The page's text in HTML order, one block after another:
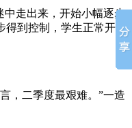
走出来，开始小幅逐步
得到控制，学生正常开
，二季度最艰难。”一造